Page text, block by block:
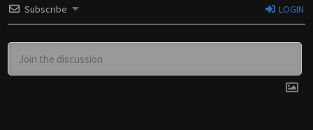
Subscribe LOGIN